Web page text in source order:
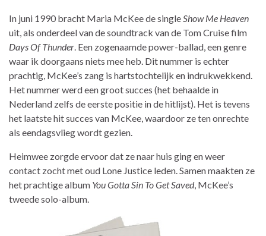
In juni 1990 bracht Maria McKee de singleShow Me Heaven
uit, als onderdeel van de soundtrack van de Tom Cruise film
Days Of Thunder. Een zogenaamde power-ballad, een genre
waar ik doorgaans niets mee heb. Dit nummer is echter
prachtig, McKee’s zang is hartstochtelijk en indrukwekkend.
Het nummer werd een groot succes (het behaalde in
Nederland zelfs de eerste positie in de hitlijst). Het is tevens
het laatste hit succes van McKee, waardoor ze ten onrechte
als eendagsvlieg wordt gezien.
Heimwee zorgde ervoor dat ze naar huis ging en weer
contact zocht met oud Lone Justice leden. Samen maakten ze
het prachtige album You Gotta Sin To Get Saved, McKee’s
tweede solo-album.